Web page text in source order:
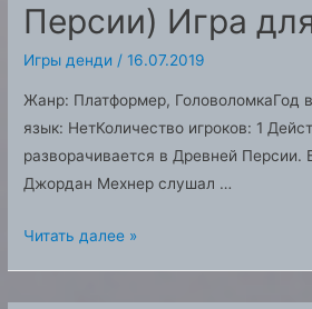
Персии) Игра
Игры денди /16.07.2019
Жанр: Платформер, ГоловоломкаГод
язык: НетКоличество игроков: 1
разворачивается в Древней Персии.
Джордан Мехнер слушал …
Prince
Читать далее »